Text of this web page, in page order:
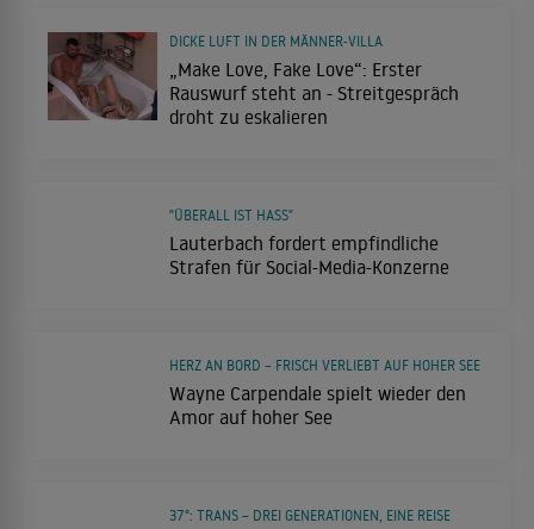
„Make Love, Fake Love“: Erster
Rauswurf steht an - Streitgespräch
droht zu eskalieren
DICKE LUFT IN DER MÄNNER-VILLA
Lauterbach fordert empfindliche
Strafen für Social-Media-Konzerne
"ÜBERALL IST HASS"
Wayne Carpendale spielt wieder den
Amor auf hoher See
HERZ AN BORD – FRISCH VERLIEBT AUF HOHER SEE
37°: TRANS – DREI GENERATIONEN, EINE REISE